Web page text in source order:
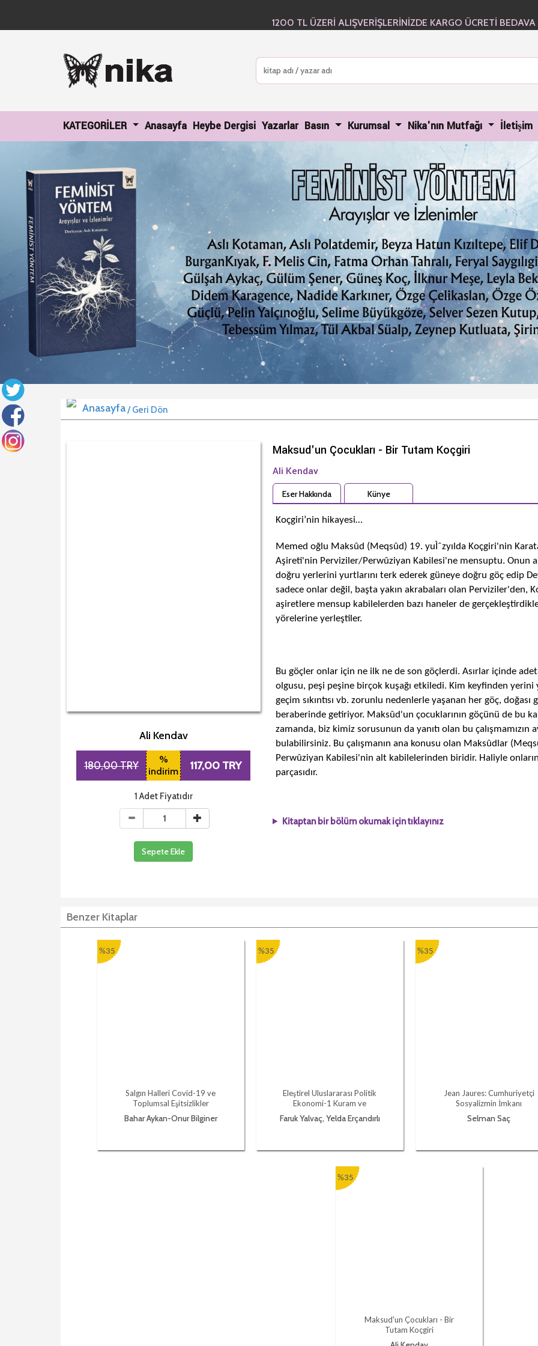
1200 TL ÜZERİ ALIŞVERİŞLERİNİZDE KARGO ÜCRETİ BEDAVA
KATEGORİLER Anasayfa(current)
Heybe Dergisi(current)
Yazarlar Basın Kurumsal Nika'nın Mutfağı İletişim
Previous
/ Geri Dön
Ali Kendav
180,00 TRY
%
indirim
117,00 TRY
1 Adet Fiyatıdır
Sepete Ekle
Maksud'un Çocukları - Bir Tutam Koçgiri
Ali Kendav
Eser Hakkında Künye
Koçgiri’nin hikayesi…
Memed oğlu Maksûd (Meqsûd) 19. yuÌˆzyılda Koçgiri'nin
Aşireti'nin Perviziler/Perwûziyan Kabilesi'ne mensuptu. Onun
doğru yerlerini yurtlarını terk ederek güneye doğru göç edip
sadece onlar değil, başta yakın akrabaları olan
aşiretlere mensup kabilelerden bazı haneler de
yörelerine yerleştiler.
Bu göçler onlar için ne ilk ne de son göçlerdi. Asırlar içinde
olgusu, peşi peşine birçok kuşağı etkiledi. Kim keyfinden
geçim sıkıntısı vb. zorunlu nedenlerle yaşanan her göç, doğası
beraberinde getiriyor. Maksûd'un çocuklarının göçünü de bu
zamanda, biz kimiz sorusunun da yanıtı olan bu çalışmamızın
bulabilirsiniz. Bu çalışmanın ana konusu olan Maksûdlar
Perwûziyan Kabilesi'nin alt kabilelerinden biridir. Haliyle
parçasıdır.
Kitaptan bir bölüm okumak için tıklayınız
Benzer Kitaplar
%35
Salgın Halleri Covid-19 ve
Toplumsal Eşitsizlikler
Bahar Aykan-Onur Bilginer
%35
Eleştirel Uluslararası Politik
Ekonomi-1 Kuram ve
Sorunlar
Faruk Yalvaç, Yelda Erçandırlı
%35
Jean Jaures: Cumhuriyetçi
Sosyalizmin İmkanı
Selman Saç
%35
Maksud'un Çocukları - Bir
Tutam Koçgiri